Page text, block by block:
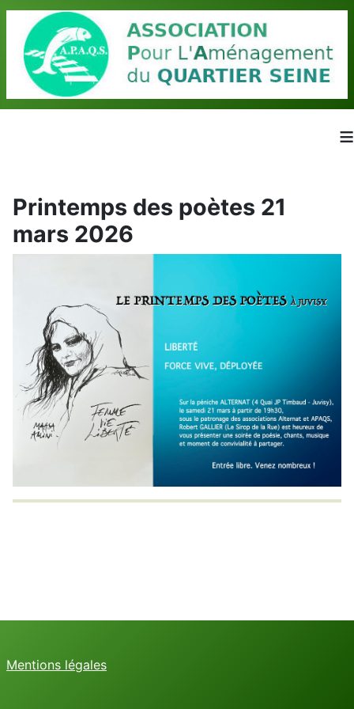
≡
Printemps des poètes 21
mars 2026
Mentions légales